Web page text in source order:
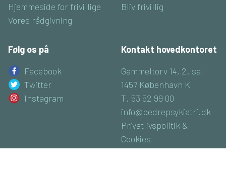
Hjemmeside for frivillige
Vores rådgivning
Bliv frivillig
Følg os på
Facebook
Twitter
Instagram
Kontakt hovedkontoret
Gammeltorv 14, 2. sal
1457 København K
T. 53 52 99 00
info@bedrepsykiatri.dk
Privatlivspolitik &
Cookies